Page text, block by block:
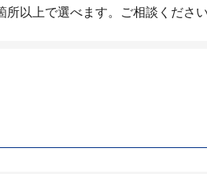
以上で選べます。ご相談ください